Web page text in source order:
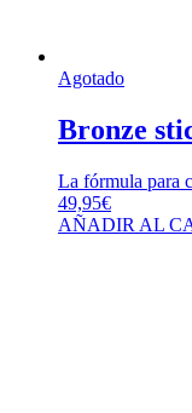
Agotado
Bronze
La fórmula para
49,95€
AÑADIR AL